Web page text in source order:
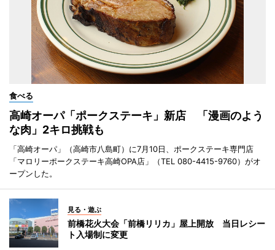
食べる
高崎オーパ「ポークステーキ」新店 「漫画のよう
な肉」2キロ挑戦も
「高崎オーパ」（高崎市八島町）に7月10日、ポークステーキ専門店
「マロリーポークステーキ高崎OPA店」（TEL 080-4415-9760）がオ
ープンした。
見る・遊ぶ
前橋花火大会「前橋リリカ」屋上開放 当日レシー
ト入場制に変更